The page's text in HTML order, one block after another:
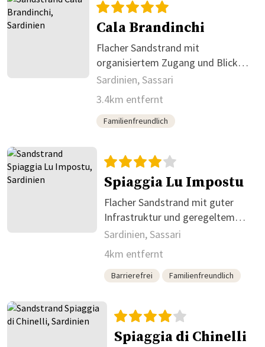
Cala Brandinchi
Flacher Sandstrand mit
organisiertem Zugang und Blick
auf Tavolara
Sardinien, Sassari
3.4km entfernt
Familienfreundlich
Spiaggia Lu Impostu
Flacher Sandstrand mit guter
Infrastruktur und geregeltem
Zugang
Sardinien, Sassari
4km entfernt
Barrierefrei Familienfreundlich
Spiaggia di Chinelli